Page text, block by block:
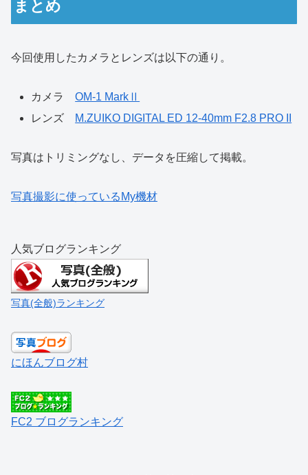
まとめ
今回使用したカメラとレンズは以下の通り。
カメラOM-1 MarkⅡ
レンズ
M.ZUIKO DIGITAL ED 12-40mm F2.8 PRO II
写真はトリミングなし、データを圧縮して掲載。
写真撮影に使っているMy機材
人気ブログランキング
写真(全般)ランキング
にほんブログ村
FC2 ブログランキング